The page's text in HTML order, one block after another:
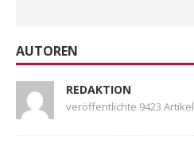
AUTOREN
REDAKTION
veröffentlichte 9423 Artikel